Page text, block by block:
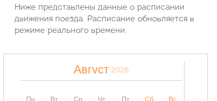
Ниже представлены данные о расписании
движения поезда. Расписание обновляется в
режиме реального времени.
Август 2026
Пн Вт Ср Чт Пт Сб
Вс